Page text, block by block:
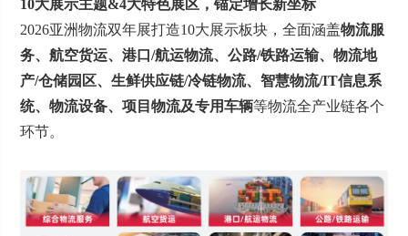
10大展示主题&4大特色展区，锚定增长新坐标
2026亚洲物流双年展打造10大展示板块，全面涵盖物流服
务、航空货运、港口/航运物流、公路/铁路运输、物流地
产/仓储园区、生鲜供应链/冷链物流、智慧物流/IT信息系
统、物流设备、项目物流及专用车辆等物流全产业链各个
环节。